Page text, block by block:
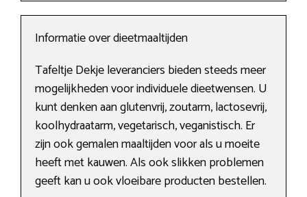
Informatie over dieetmaaltijden
Tafeltje Dekje leveranciers bieden steeds meer
mogelijkheden voor individuele dieetwensen. U
kunt denken aan glutenvrij, zoutarm, lactosevrij,
koolhydraatarm, vegetarisch, veganistisch. Er
zijn ook gemalen maaltijden voor als u moeite
heeft met kauwen. Als ook slikken problemen
geeft kan u ook vloeibare producten bestellen.